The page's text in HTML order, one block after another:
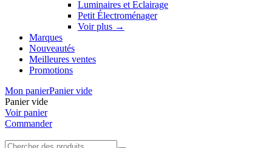
Luminaires et Eclairage
Petit Électroménager
Voir plus →
Marques
Nouveautés
Meilleures ventes
Promotions
Mon panierPanier vide
Panier vide
Voir panier
Commander